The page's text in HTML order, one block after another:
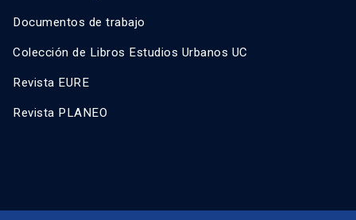
Documentos de trabajo
Colección de Libros Estudios Urbanos UC
Revista EURE
Revista PLANEO